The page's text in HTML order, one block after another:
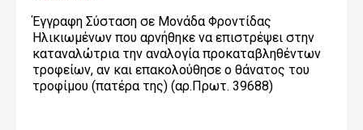
Έγγραφη Σύσταση σε Μονάδα Φροντίδας
Ηλικιωμένων που αρνήθηκε να επιστρέψει στην
καταναλώτρια την αναλογία προκαταβληθέντων
τροφείων, αν και επακολούθησε ο θάνατος του
τροφίμου (πατέρα της) (αρ.Πρωτ. 39688)